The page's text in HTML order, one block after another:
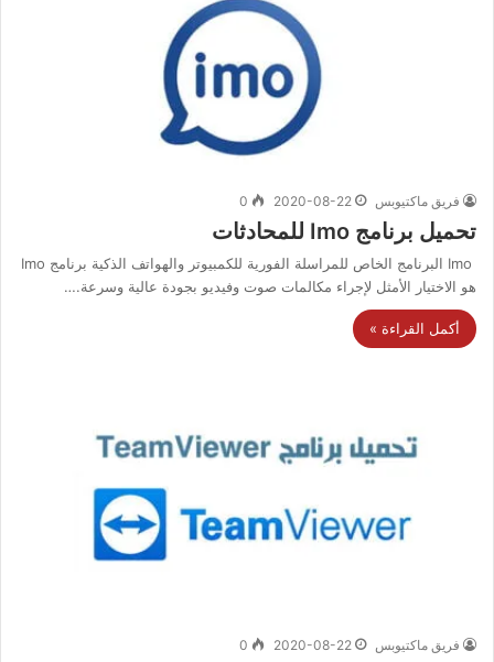
فريق ماكتيوبس 2020-08-22
0
تحميل برنامج Imo للمحادثات
Imo البرنامج الخاص للمراسلة الفورية للكمبيوتر والهواتف الذكية برنامج Imo
هو الاختيار الأمثل لإجراء مكالمات صوت وفيديو بجودة عالية وسرعة.…
أكمل القراءة »
فريق ماكتيوبس 2020-08-22
0